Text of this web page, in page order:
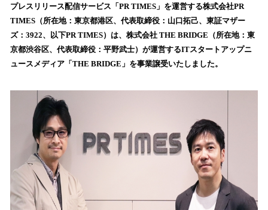
！
数
を
読
込
プレスリリース配信サービス「PR TIMES」を運営する株式会社PR
TIMES（所在地：東京都港区、代表取締役：山口拓己、東証マザー
ズ：3922、以下PR TIMES）は、株式会社 THE BRIDGE（所在地：東
京都渋谷区、代表取締役：平野武士）が運営するITスタートアップニ
ュースメディア「THE BRIDGE」を事業譲受いたしました。